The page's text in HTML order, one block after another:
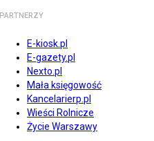
PARTNERZY
E-kiosk.pl
E-gazety.pl
Nexto.pl
Mała księgowość
Kancelarierp.pl
Wieści Rolnicze
Życie Warszawy